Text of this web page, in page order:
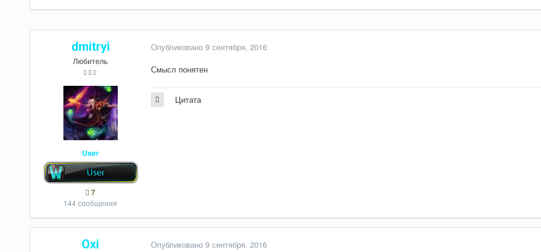
dmitryi
Любитель
User
7
144 сообщения
Опубликовано 9 сентября, 2016
Смысл понятен
Цитата
Oxi Опубликовано 9 сентября, 2016